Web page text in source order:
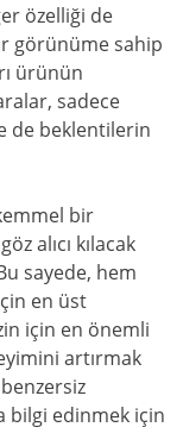
özelliği de
görünüme sahip
ürünün
sadece
de beklentilerin
bir
alıcı kılacak
sayede, hem
en üst
için en önemli
artırmak
bilgi edinmek için